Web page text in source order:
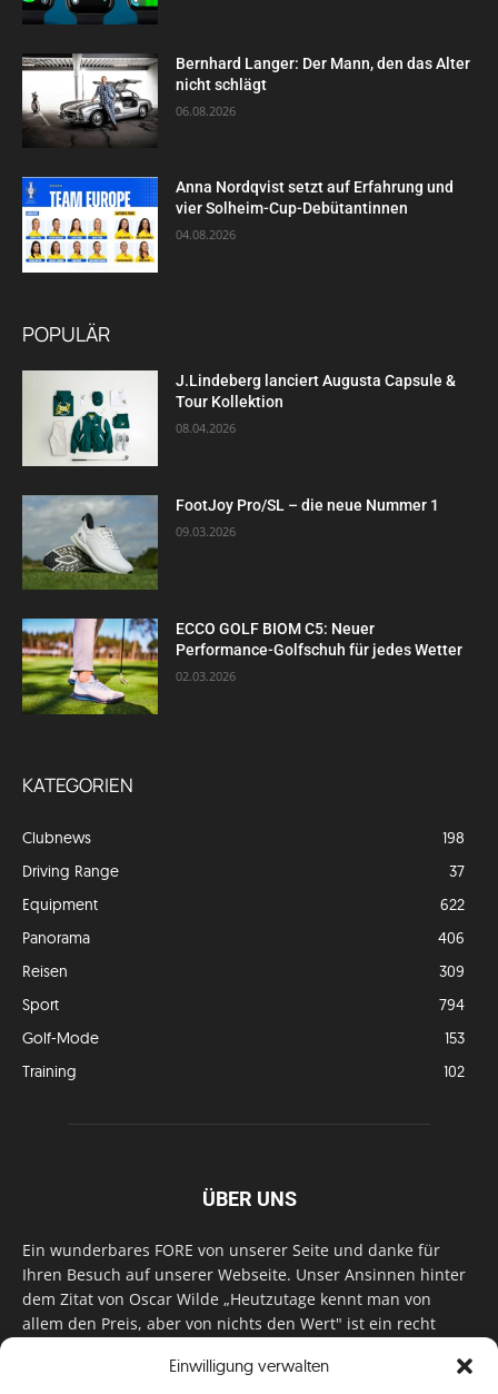
Einwilligung verwalten
Bernhard Langer: Der Mann, den das Alter
nicht schlägt
06.08.2026
Anna Nordqvist setzt auf Erfahrung und
vier Solheim-Cup-Debütantinnen
04.08.2026
POPULÄR
J.Lindeberg lanciert Augusta Capsule &
Tour Kollektion
08.04.2026
FootJoy Pro/SL – die neue Nummer 1
09.03.2026
ECCO GOLF BIOM C5: Neuer
Performance-Golfschuh für jedes Wetter
02.03.2026
KATEGORIEN
Clubnews
198
Driving Range
37
Equipment
622
Panorama
406
Reisen
309
Sport
794
Golf-Mode
153
Training
102
ÜBER UNS
Ein wunderbares FORE von unserer Seite und danke für
Ihren Besuch auf unserer Webseite. Unser Ansinnen hinter
dem Zitat von Oscar Wilde „Heutzutage kennt man von
allem den Preis, aber von nichts den Wert" ist ein recht
für Monat unser Bestes, um Sie mit außergewöhnlichen